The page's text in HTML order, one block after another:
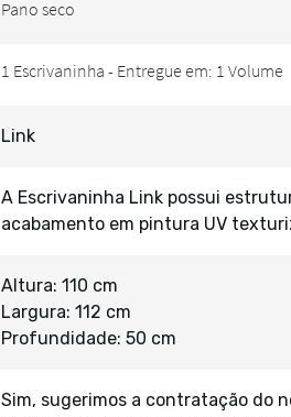
Link
A Escrivaninha Link possui
acabamento em pintura UV
Altura: 110 cm
Largura: 112 cm
Profundidade: 50 cm
Sim, sugerimos a contratação do